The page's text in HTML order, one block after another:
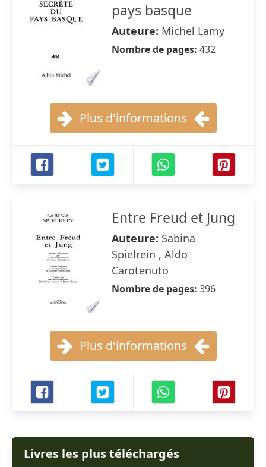
pays basque
Auteure: Michel Lamy
Nombre de pages: 432
Plus d'informations
Entre Freud et Jung
Auteure: Sabina
Spielrein , Aldo
Carotenuto
Nombre de pages: 396
Plus d'informations
Livres les plus téléchargés